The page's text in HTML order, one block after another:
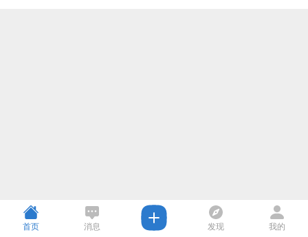
首页 消息 发现 我的